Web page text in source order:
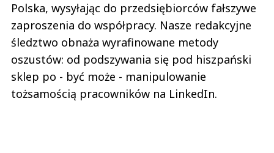
Polska, wysyłając do przedsiębiorców fałszywe
zaproszenia do współpracy. Nasze redakcyjne
śledztwo obnaża wyrafinowane metody
oszustów: od podszywania się pod hiszpański
sklep po - być może - manipulowanie
tożsamością pracowników na LinkedIn.